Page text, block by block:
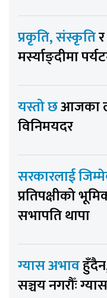
प्रकृति, संस्कृति
मर्स्याङ्दीमा
यस्तो छआजका
विनिमयदर
सरकारलाई
प्रतिपक्षीको
सभापति थापा
ग्यास अभाव
सञ्चय नगरौँः